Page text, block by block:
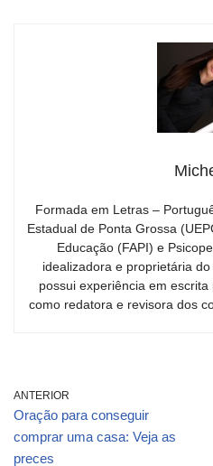
Formada em Letras –
Estadual de Ponta Grossa
Educação (FAPI) e
idealizadora e proprietária do
possui experiência em
como redatora e revisora dos
ANTERIOR
Oração para conseguir
comprar uma casa: Veja as
preces